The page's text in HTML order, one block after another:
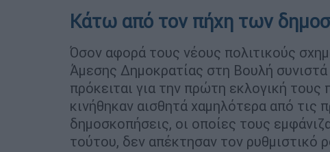
Κάτω από τον πήχη των
Όσον αφορά τους νέους πολιτικούς
Άμεσης Δημοκρατίας στη Βουλή
πρόκειται για την πρώτη εκλογική
κινήθηκαν αισθητά χαμηλότερα από τις
δημοσκοπήσεις, οι οποίες τους
τούτου, δεν απέκτησαν τον ρυθμιστικό